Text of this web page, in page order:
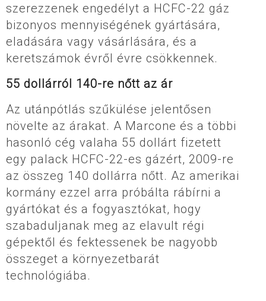
szerezzenek engedélyt a HCFC-22 gáz
bizonyos mennyiségének gyártására,
eladására vagy vásárlására, és a
keretszámok évről évre csökkennek.
55 dollárról 140-re nőtt az ár
Az utánpótlás szűkülése jelentősen
növelte az árakat. A Marcone és a többi
hasonló cég valaha 55 dollárt fizetett
egy palack HCFC-22-es gázért, 2009-re
az összeg 140 dollárra nőtt. Az amerikai
kormány ezzel arra próbálta rábírni a
gyártókat és a fogyasztókat, hogy
szabaduljanak meg az elavult régi
gépektől és fektessenek be nagyobb
összeget a környezetbarát
technológiába.